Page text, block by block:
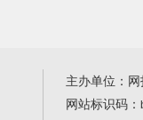
主办单位：
网站标识码：